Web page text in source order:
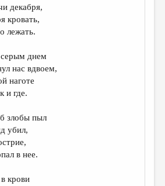
декабря,
кровать,
лежать.
серым днем
нас вдвоем,
наготе
и где.
злобы пыл
убил,
в нее.
крови